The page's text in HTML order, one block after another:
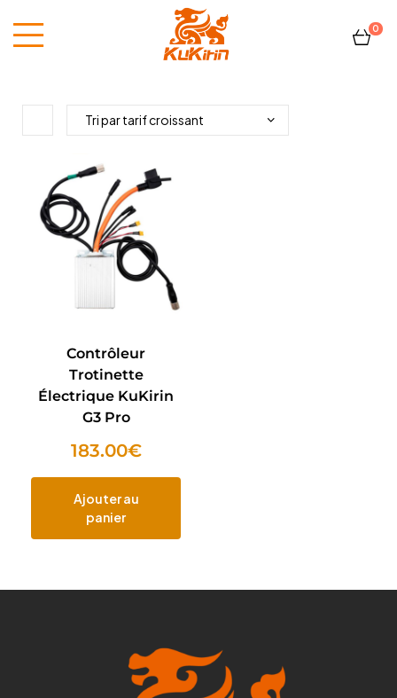
France
0
Contrôleur
Trotinette
Électrique KuKirin
G3 Pro
183.00€
Ajouter au
panier